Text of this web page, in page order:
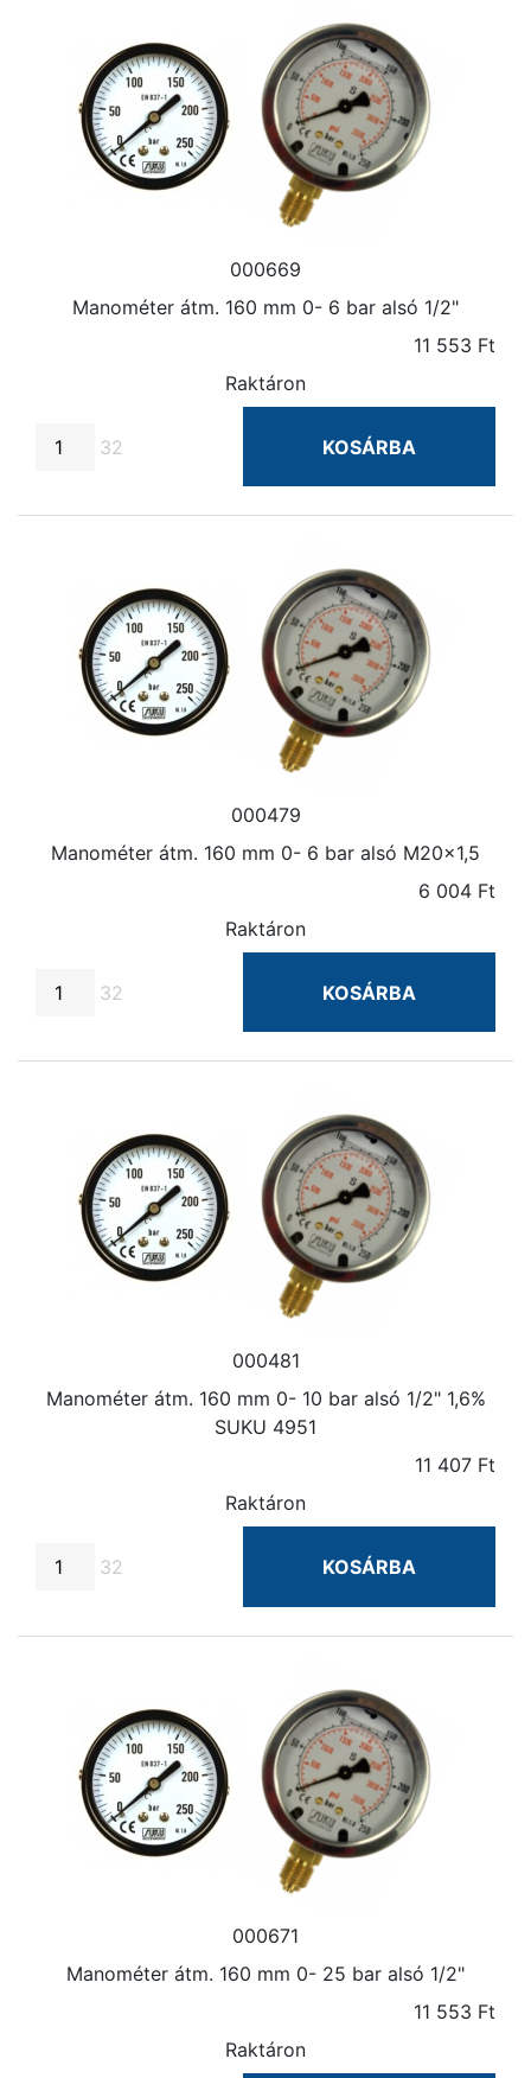
000669
Manométer átm. 160 mm 0- 6 bar alsó 1/2"
11 553 Ft
Raktáron
32 KOSÁRBA
000479
Manométer átm. 160 mm 0- 6 bar alsó M20×1,5
6 004 Ft
Raktáron
32 KOSÁRBA
000481
Manométer átm. 160 mm 0- 10 bar alsó 1/2" 1,6%
SUKU 4951
11 407 Ft
Raktáron
32 KOSÁRBA
000671
Manométer átm. 160 mm 0- 25 bar alsó 1/2"
11 553 Ft
Raktáron